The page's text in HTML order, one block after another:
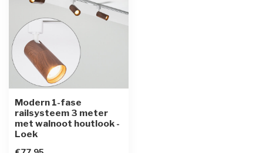
Modern 1-fase
railsysteem 3 meter
met walnoot houtlook -
Loek